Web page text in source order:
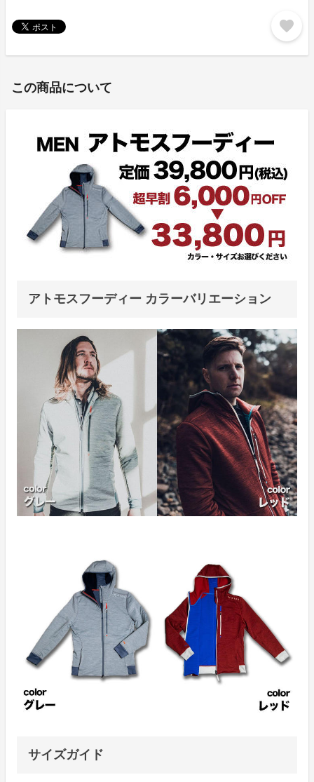
favorite
この商品について
アトモスフーディー カラーバリエーション
サイズガイド